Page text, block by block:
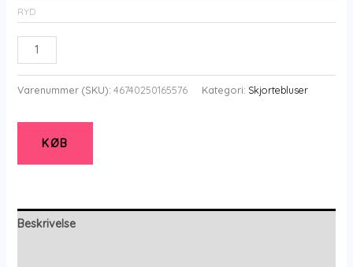
RYD
Shcici
-
Light
-
Skjorte
-
SHIRTMAKER
Varenummer (SKU): 46740250165576 Kategori: Skjortebluser
KØB
Beskrivelse